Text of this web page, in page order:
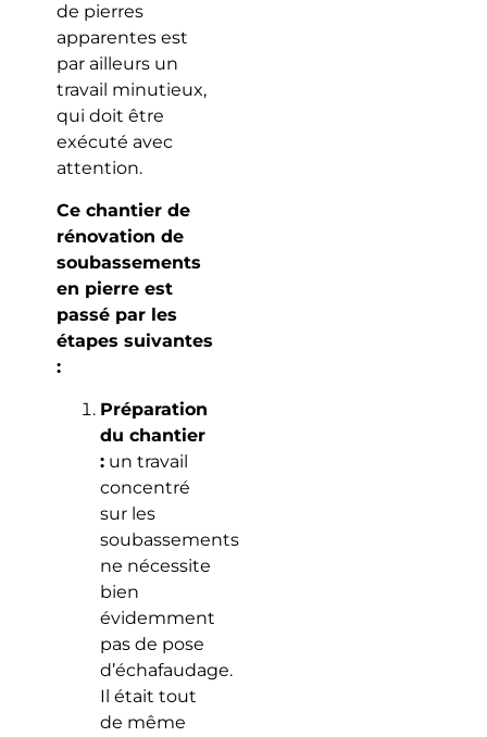
de pierres
apparentes est
par ailleurs un
travail minutieux,
qui doit être
exécuté avec
attention.
Ce chantier de
rénovation de
soubassements
en pierre est
passé par les
étapes suivantes
:
Préparation
du chantier
:un travail
concentré
sur les
soubassements
ne nécessite
bien
évidemment
pas de pose
d’échafaudage.
Il était tout
de même